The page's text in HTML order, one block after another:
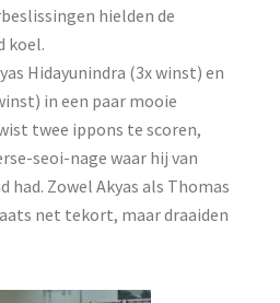
hielden de
koel.
Hidayunindra (3x winst) en
in een paar mooie
twee ippons te scoren,
seoi-nage waar hij van
had. Zowel Akyas als Thomas
net tekort, maar draaiden